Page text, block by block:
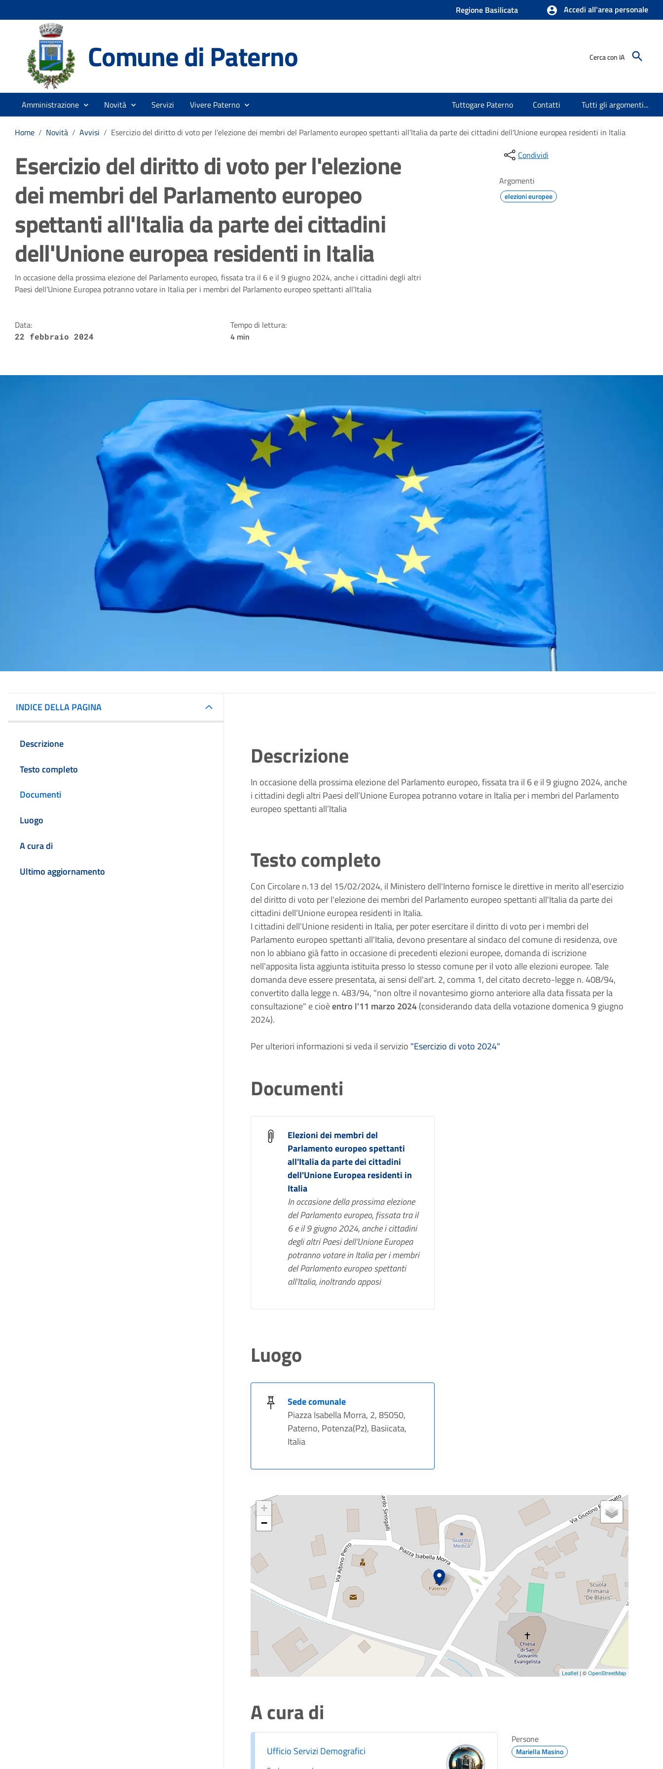
Regione Basilicata Accedi all'area personale
Comune di Paterno Cerca con IA
Amministrazione Novità Servizi Vivere Paterno Tuttogare Paterno Contatti Tutti gli argomenti...
Home / Novità / Avvisi / Esercizio del diritto di voto per l'elezione dei membri del Parlamento europeo spettanti all'Italia da parte dei cittadini dell'Unione europea residenti in Italia
Esercizio del diritto di voto per l'elezione
dei membri del Parlamento europeo
spettanti all'Italia da parte dei cittadini
dell'Unione europea residenti in Italia
Dettagli della notizia
In occasione della prossima elezione del Parlamento europeo, fissata tra il 6 e il 9 giugno 2024, anche i cittadini degli altri
Paesi dell’Unione Europea potranno votare in Italia per i membri del Parlamento europeo spettanti all’Italia
Data:
22 febbraio 2024
Tempo di lettura:
4 min
Condividi
Argomenti
elezioni europee
INDICE DELLA PAGINA
Descrizione
Testo completo
Documenti
Luogo
A cura di
Ultimo aggiornamento
Descrizione
In occasione della prossima elezione del Parlamento europeo, fissata tra il 6 e il 9 giugno 2024, anche
i cittadini degli altri Paesi dell’Unione Europea potranno votare in Italia per i membri del Parlamento
europeo spettanti all’Italia
Testo completo
Con Circolare n.13 del 15/02/2024, il Ministero dell'Interno fornisce le direttive in merito all'esercizio
del diritto di voto per l'elezione dei membri del Parlamento europeo spettanti all'Italia da parte dei
cittadini dell'Unione europea residenti in Italia.
I cittadini dell'Unione residenti in Italia, per poter esercitare il diritto di voto per i membri del
Parlamento europeo spettanti all'Italia, devono presentare al sindaco del comune di residenza, ove
non lo abbiano già fatto in occasione di precedenti elezioni europee, domanda di iscrizione
nell'apposita lista aggiunta istituita presso lo stesso comune per il voto alle elezioni europee. Tale
domanda deve essere presentata, ai sensi dell'art. 2, comma 1, del citato decreto-legge n. 408/94,
convertito dalla legge n. 483/94, "non oltre il novantesimo giorno anteriore alla data fissata per la
consultazione" e cioèentro l'11 marzo 2024(considerando data della votazione domenica 9 giugno
2024).
Per ulteriori informazioni si veda il servizio "Esercizio di voto 2024"
Documenti
Elezioni dei membri del
Parlamento europeo spettanti
all'Italia da parte dei cittadini
dell'Unione Europea residenti in
Italia
In occasione della prossima elezione
del Parlamento europeo, fissata tra il
6 e il 9 giugno 2024, anche i cittadini
degli altri Paesi dell’Unione Europea
potranno votare in Italia per i membri
del Parlamento europeo spettanti
all’Italia, inoltrando apposi
Luogo
Sede comunale
Piazza Isabella Morra, 2, 85050,
Paterno, Potenza(Pz), Basiicata,
Italia
+
−
Leaflet| ©OpenStreetMap
A cura di
Ufficio Servizi Demografici
Persone
Mariella Masino